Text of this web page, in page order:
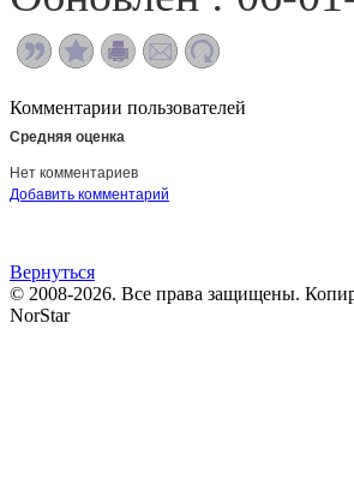
Комментарии пользователей
Средняя оценка
Нет комментариев
Добавить комментарий
Вернуться
© 2008-2026. Все права защищены.
NorStar